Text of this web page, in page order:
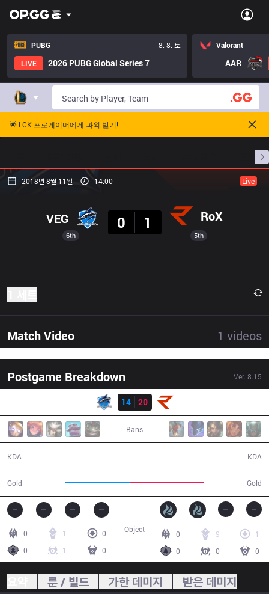
PUBG
8. 8. 토
LIVE
2026 PUBG Global Series 7
Valorant
AAR
🌟 LCK 프로게이머에게 과외 받기!
프로빌
2018년 8월 11일 14:00 Live
6th
VEG
0
1 RoX
5th
Match Video 1 videos
Postgame Breakdown Ver. 8.15
14
20
Bans
KDA
Gold Gold
KDA
0 1
0
0
1 0
0 9
1
0
0 0
Object
룬 / 빌드 가한 데미지 받은 데미지